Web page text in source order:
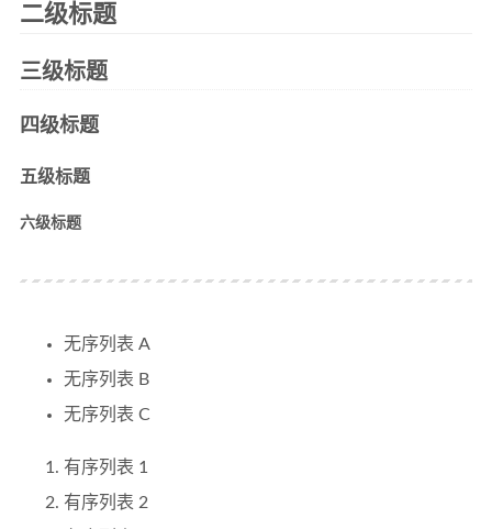
二级标题
三级标题
四级标题
五级标题
六级标题
无序列表 A
无序列表 B
无序列表 C
有序列表 1
有序列表 2